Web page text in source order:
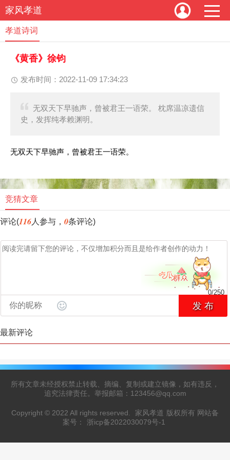
家风孝道
孝道诗词
《黄香》徐钧
发布时间：2022-11-09 17:34:23
无双天下早驰声，曾被君王一语荣。 枕席温凉遗信
史，发挥纯孝赖渊明。
无双天下早驰声，曾被君王一语荣。
竞猜文章
评论(116 人参与， 0条评论)
0/250
发 布
最新评论
所有文章未经授权禁止转载、摘编、复制或建立镜像，如有违反，
追究法律责任。举报邮箱：123456@qq.com
Copyright © 2022 All rights reserved. 家风孝道 版权所有 网站备
案号：
浙icp备2022030079号-1